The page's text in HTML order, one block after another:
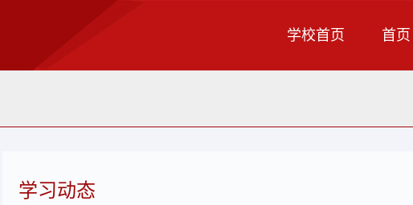
学校首页 首页
学习动态